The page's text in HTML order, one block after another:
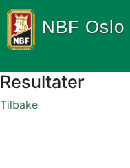
NBF Oslo
Resultater
Tilbake